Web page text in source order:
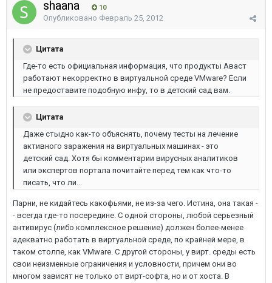
shaana 10
Опубликовано Февраль 25, 2012
Цитата
Где-то есть официальная информация, что продукты Аваст
работают некорректно в виртуальной среде VMware? Если
не предоставите подобную инфу, то в детский сад вам.
Цитата
Даже стыдно как-то объяснять, почему тесты на лечение
активного заражения на виртуальных машинах - это
детский сад. Хотя бы комментарии вирусных аналитиков
или экспертов портала почитайте перед тем как что-то
писать, что ли...
Парни, не кидайтесь какофьями, не из-за чего. Истина, она такая -
- всегда где-то посередине. С одной стороны, любой серьезный
антивирус (либо комплексное решение) должен более-менее
адекватно работать в виртуальной среде, по крайней мере, в
таком столпе, как VMware. С другой стороны, у вирт. среды есть
свои неизменные ограничения и условности, причем они во
многом зависят не только от вирт-софта, но и от хоста. В